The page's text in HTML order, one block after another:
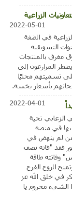
الزراعية
2022-05-01
في الضفة
التسويقية
مغرق بالمنتجات
المزارعون إلى
تسميتهم محليًا
بأسعار بخسة.
2022-04-01
الزعابي تحية
في منصة
من لم ينهض في
فقد "فاته نصف
وفاتته طاقة
الروح الفرح
في خلق الله عز
الشيء محروم يا